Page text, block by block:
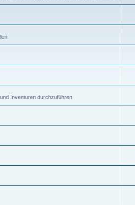
Inventuren durchzuführen